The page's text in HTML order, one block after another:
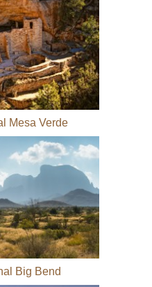
Mesa Verde
Big Bend